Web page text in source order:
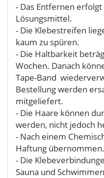
- Das Entfernen
Lösungsmittel.
- Die Klebestreifen
kaum zu spüren.
- Die Haltbarkeit
Wochen. Danach
Tape-Band
Bestellung werden
mitgeliefert.
- Die Haare können
werden, nicht jedoch
- Nach einem
Haftung
- Die
Sauna und